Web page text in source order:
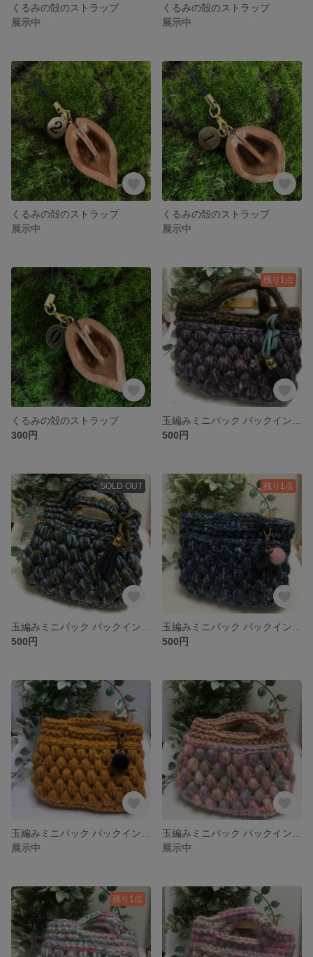
くるみの殻のストラップ
展示中
くるみの殻のストラップ
展示中
くるみの殻のストラップ
展示中
くるみの殻のストラップ
展示中
くるみの殻のストラップ
300円
残り1点
500円
SOLD OUT
500円
残り1点
500円
展示中
展示中
残り1点